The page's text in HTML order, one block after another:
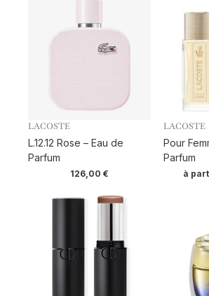
LACOSTE
L.12.12 Rose – Eau de
Parfum
126,00€
LACOSTE
Pour
Parfum
à